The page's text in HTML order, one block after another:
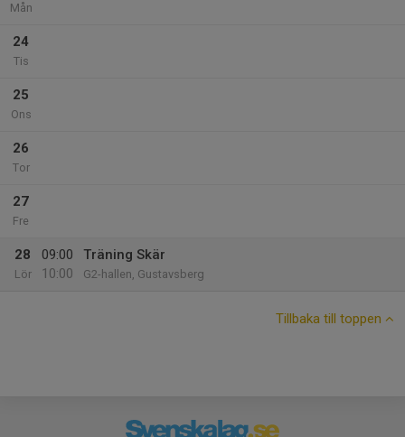
Mån
24
Tis
25
Ons
26
Tor
27
Fre
28
Lör
09:00
10:00
Träning Skär
G2-hallen, Gustavsberg
Tillbaka till toppen